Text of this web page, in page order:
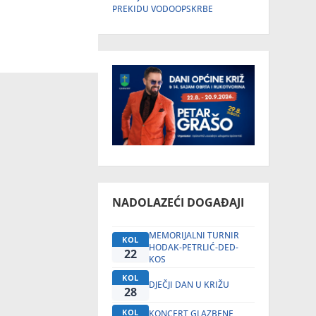
PREKIDU VODOOPSKRBE
NADOLAZEĆI DOGAĐAJI
KOL
22
MEMORIJALNI TURNIR
HODAK-PETRLIĆ-DED-
KOS
KOL
28 DJEČJI DAN U KRIŽU
KOL
KONCERT GLAZBENE